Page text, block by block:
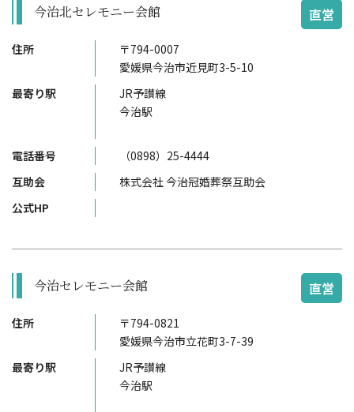
今治北セレモニー会館 直営
住所
〒794-0007
愛媛県今治市近見町3-5-10
最寄り駅
JR予讃線
今治駅
電話番号
（0898）25-4444
互助会
株式会社 今治冠婚葬祭互助会
公式HP
今治セレモニー会館 直営
住所
〒794-0821
愛媛県今治市立花町3-7-39
最寄り駅
JR予讃線
今治駅